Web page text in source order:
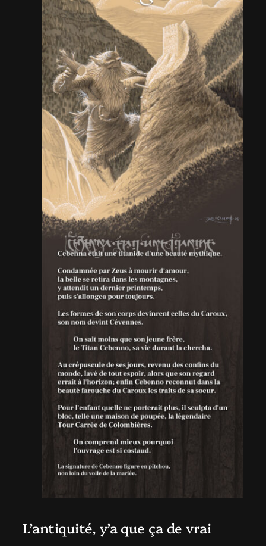
L’antiquité, y’a que ça de vrai